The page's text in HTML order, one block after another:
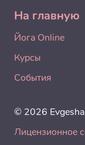
На главную
Йога Online
Курсы
События
© 2026
Лицензионное